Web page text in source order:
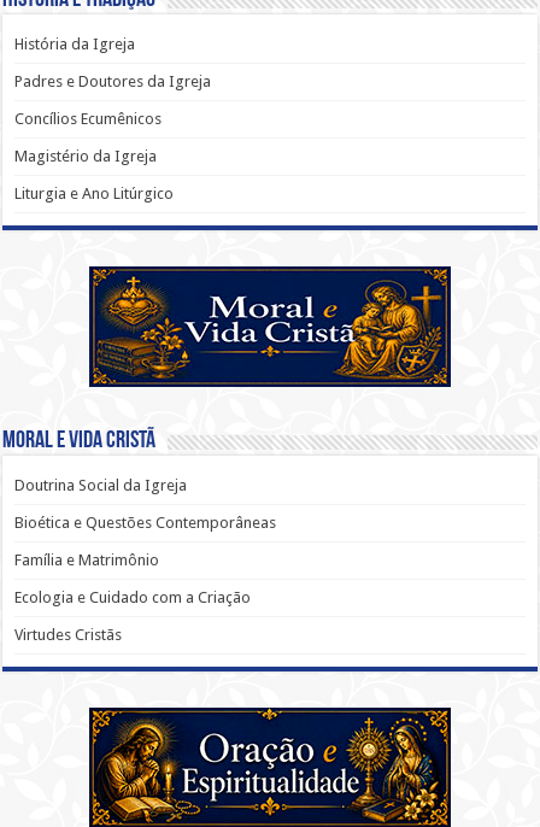
História da Igreja
Padres e Doutores da Igreja
Concílios Ecumênicos
Magistério da Igreja
Liturgia e Ano Litúrgico
Moral e Vida Cristã
Doutrina Social da Igreja
Bioética e Questões Contemporâneas
Família e Matrimônio
Ecologia e Cuidado com a Criação
Virtudes Cristãs